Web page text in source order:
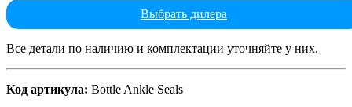
Выбрать дилера
Все детали по наличию и комплектации уточняйте у них.
Код артикула: Bottle Ankle Seals